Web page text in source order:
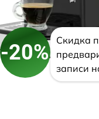
-20%
Скидка
записи